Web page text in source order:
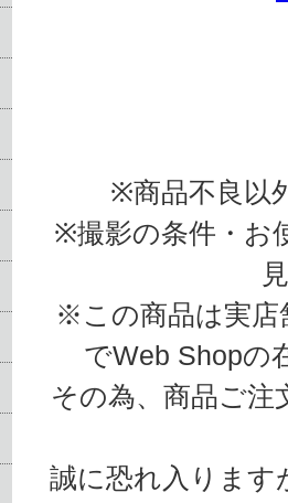
※商品不良以
※撮影の条件・お
※この商品は実店
でWeb Shopの
その為、商品ご
誠に恐れ入ります